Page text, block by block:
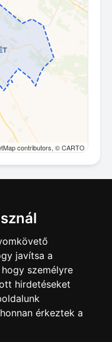
javítsa a
személyre
hirdetéseket
érkeztek a
contributors, © CARTO